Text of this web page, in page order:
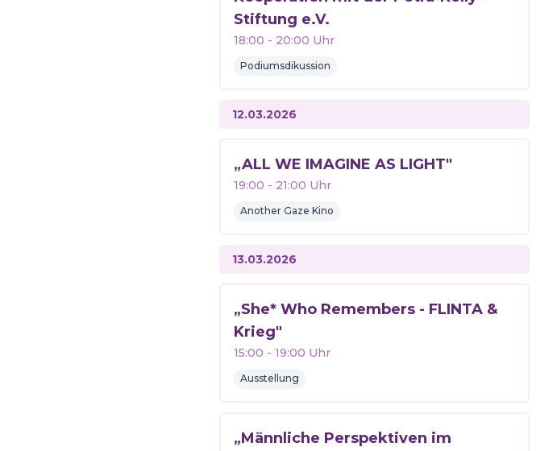
Stiftung e.V.
18:00 - 20:00 Uhr
Podiumsdikussion
12.03.2026
„ALL WE IMAGINE AS LIGHT"
19:00 - 21:00 Uhr
Another Gaze Kino
13.03.2026
„She* Who Remembers - FLINTA &
Krieg"
15:00 - 19:00 Uhr
Ausstellung
„Männliche Perspektiven im